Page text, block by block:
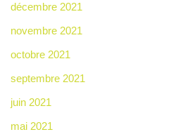
décembre 2021
novembre 2021
octobre 2021
septembre 2021
juin 2021
mai 2021